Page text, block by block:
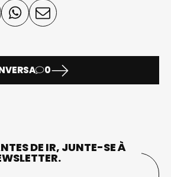
0
DE IR, JUNTE-SE À